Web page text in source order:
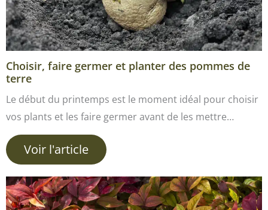
Choisir, faire germer et planter des pommes de
terre
Le début du printemps est le moment idéal pour choisir
vos plants et les faire germer avant de les mettre…
Voir l'article